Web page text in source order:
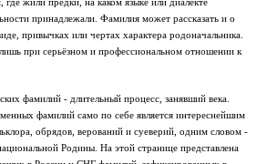
принадлежали. Фамилия может рассказать и о
привычках или чертах характера родоначальника.
при серьёзном и профессиональном отношении к
фамилий - длительный процесс, занявший века.
фамилий само по себе является интереснейшим
обрядов, верований и суеверий, одним словом -
Родины. На этой странице представлена